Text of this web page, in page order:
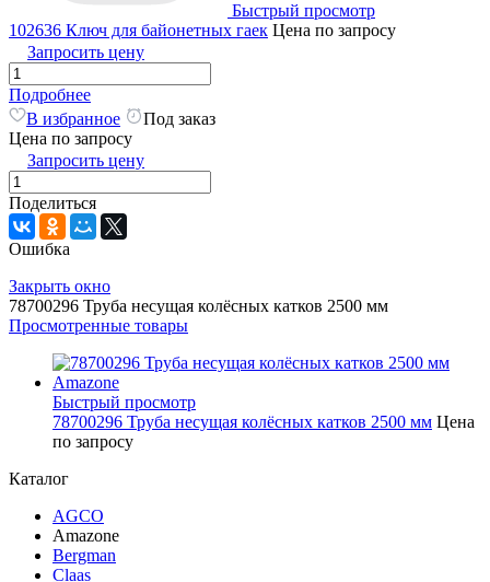
Быстрый просмотр
102636 Ключ для байонетных гаек Цена по запросу
Запросить цену
Подробнее
В избранное
Под заказ
Цена по запросу
Запросить цену
Поделиться
Ошибка
Закрыть окно
78700296 Труба несущая колёсных катков 2500 мм
Просмотренные товары
Быстрый просмотр
78700296 Труба несущая колёсных катков 2500 мм Цена
по запросу
Каталог
AGCO
Amazone
Bergman
Claas